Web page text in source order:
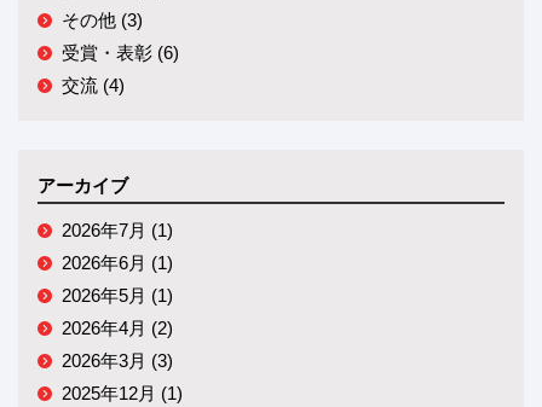
その他 (3)
受賞・表彰 (6)
交流 (4)
アーカイブ
2026年7月 (1)
2026年6月 (1)
2026年5月 (1)
2026年4月 (2)
2026年3月 (3)
2025年12月 (1)